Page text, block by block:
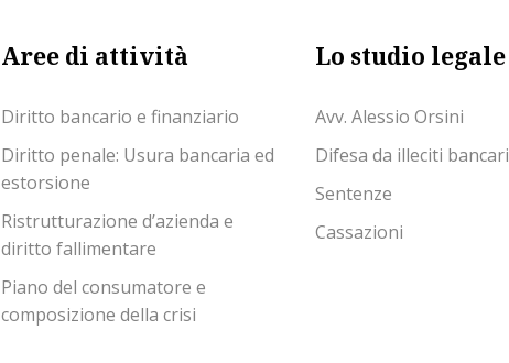
Aree di attività
Diritto bancario e finanziario
Diritto penale: Usura bancaria ed
estorsione
Ristrutturazione d’azienda e
diritto fallimentare
Piano del consumatore e
composizione della crisi
Lo studio legale
Avv. Alessio Orsini
Difesa da illeciti bancari
Sentenze
Cassazioni